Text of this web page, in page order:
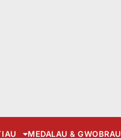
MEDALAU & GWOBRAU